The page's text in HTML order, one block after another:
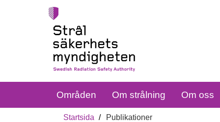
Områden Om strålning Om oss
Startsida Publikationer